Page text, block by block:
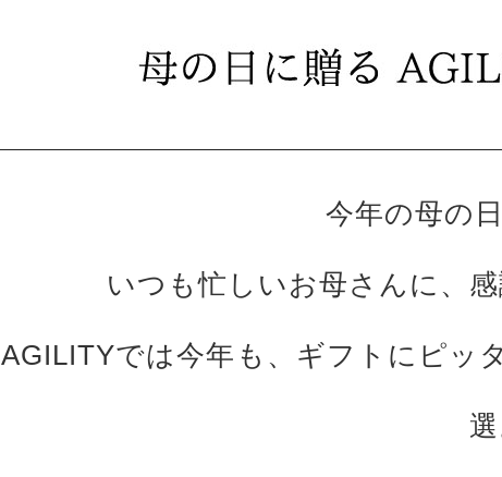
今年の母の
いつも忙しいお母さんに、
AGILITYでは今年も、ギフトにピッ
選